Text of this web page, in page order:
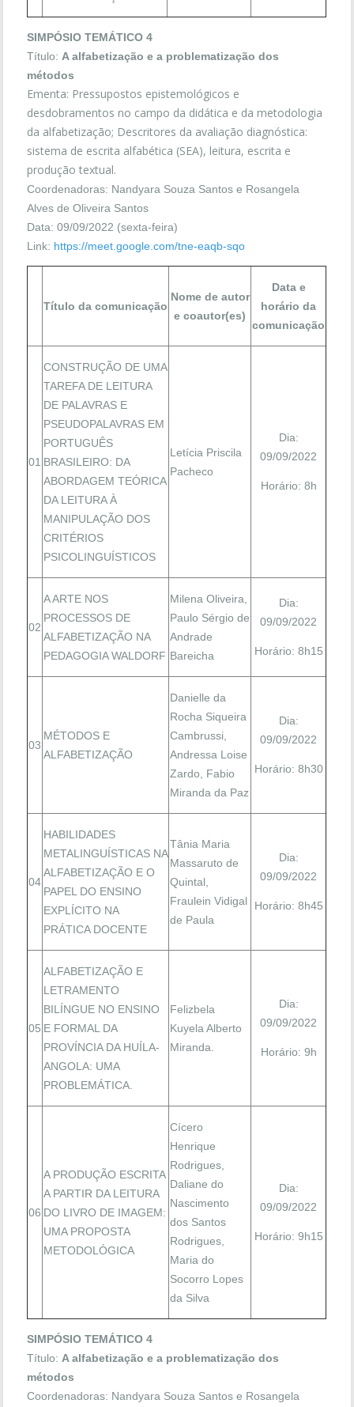
SIMPÓSIO TEMÁTICO 4
Título: A alfabetização e a problematização dos
métodos
Ementa: Pressupostos epistemológicos e
desdobramentos no campo da didática e da metodologia
da alfabetização; Descritores da avaliação diagnóstica:
sistema de escrita alfabética (SEA), leitura, escrita e
produção textual.
Coordenadoras: Nandyara Souza Santos e Rosangela
Alves de Oliveira Santos
Data: 09/09/2022 (sexta-feira)
Link: https://meet.google.com/tne-eaqb-sqo
Título da comunicação
Nome de autor
e coautor(es)
Data e
horário da
comunicação
01
CONSTRUÇÃO DE UMA
TAREFA DE LEITURA
DE PALAVRAS E
PSEUDOPALAVRAS EM
PORTUGUÊS
BRASILEIRO: DA
ABORDAGEM TEÓRICA
DA LEITURA À
MANIPULAÇÃO DOS
CRITÉRIOS
PSICOLINGUÍSTICOS
Letícia Priscila
Pacheco
Dia:
09/09/2022
Horário: 8h
02
A ARTE NOS
PROCESSOS DE
ALFABETIZAÇÃO NA
PEDAGOGIA WALDORF
Milena Oliveira,
Paulo Sérgio de
Andrade
Bareicha
Dia:
09/09/2022
Horário: 8h15
03
MÉTODOS E
ALFABETIZAÇÃO
Danielle da
Rocha Siqueira
Cambrussi,
Andressa Loise
Zardo, Fabio
Miranda da Paz
Dia:
09/09/2022
Horário: 8h30
04
HABILIDADES
METALINGUÍSTICAS NA
ALFABETIZAÇÃO E O
PAPEL DO ENSINO
EXPLÍCITO NA
PRÁTICA DOCENTE
Tânia Maria
Massaruto de
Quintal,
Fraulein Vidigal
de Paula
Dia:
09/09/2022
Horário: 8h45
05
ALFABETIZAÇÃO E
LETRAMENTO
BILÍNGUE NO ENSINO
E FORMAL DA
PROVÍNCIA DA HUÍLA-
ANGOLA: UMA
PROBLEMÁTICA.
Felizbela
Kuyela Alberto
Miranda.
Dia:
09/09/2022
Horário: 9h
06
A PRODUÇÃO ESCRITA
A PARTIR DA LEITURA
DO LIVRO DE IMAGEM:
UMA PROPOSTA
METODOLÓGICA
Cícero
Henrique
Rodrigues,
Daliane do
Nascimento
dos Santos
Rodrigues,
Maria do
Socorro Lopes
da Silva
Dia:
09/09/2022
Horário: 9h15
SIMPÓSIO TEMÁTICO 4
Título: A alfabetização e a problematização dos
métodos
Coordenadoras: Nandyara Souza Santos e Rosangela